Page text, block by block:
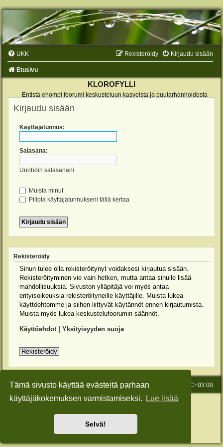
Tämä sivusto käyttää evästeitä parhaan
käyttäjäkokemuksen varmistamiseksi.
Lue lisää
Selvä!
UKK Kirjaudu sisään
Rekisteröidy
Etusivu
KLOROFYLLI
Entistä ehompi foorumi keskusteluun kasveista ja puutarhanhoidosta
Kirjaudu sisään
Käyttäjätunnus:
Salasana:
Unohdin salasanani
Muista minut
Piilota käyttäjätunnukseni tällä kertaa
Rekisteröidy
Sinun tulee olla rekisteröitynyt voidaksesi kirjautua sisään.
Rekisteröityminen vie vain hetken, mutta antaa sinulle lisää
mahdollisuuksia. Sivuston ylläpitäjä voi myös antaa
erityisoikeuksia rekisteröityneille käyttäjille. Muista lukea
käyttöehtomme ja siihen liittyvät käytännöt ennen kirjautumista.
Muista myös lukea keskustelufoorumin säännöt.
Käyttöehdot| Yksityisyyden suoja
Rekisteröidy
Etusivu Kaikki ajat ovat UTC+03:00
Viesti Ylläpidolle
Keskustelufoorumin ohjelmistophpBB® Forum Software © phpBB Limited